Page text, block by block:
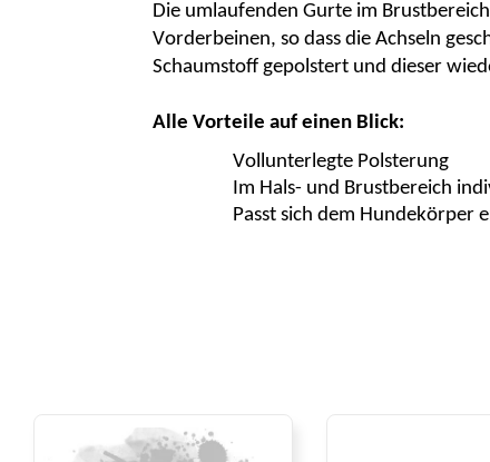
Die umlaufenden Gurte im
Vorderbeinen, so dass die Achseln
Schaumstoff gepolstert und dieser
Alle Vorteile auf einen Blick:
Vollunterlegte Polsterung
Im Hals- und Brustbereich
Passt sich dem Hundekörper